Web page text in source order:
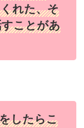
れた、そ
ことがあ
したらこ